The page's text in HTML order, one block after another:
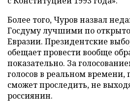
Более того, Чуров назвал
Госдуму лучшими по
Евразии. Президентские
обещает провести вообще
показательно. За
голосов в реальном времени,
сможет проследить, не
россиянин.